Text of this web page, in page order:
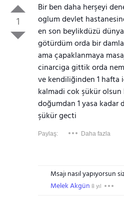
1
Bir ben daha herşeyi
oglum devlet
en son beylikdüzü
götürdüm orda bir
ama çapaklanmaya
cinarciga gittik orda
ve kendiliğinden 1 hafta
kalmadi cok şükür
doğumdan 1 yasa
şükür gecti
Paylaş: Daha fazla
Msajı nasıl yapıyorsun
Melek Akgün 8 yıl